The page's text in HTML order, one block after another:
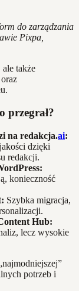
do zarządzania
Pixpa,
także
przegrał?
na redakcja.ai:
dzięki
redakcji.
konieczność
Szybka migracja,
Hub:
lecz wysokie
potrzeb i